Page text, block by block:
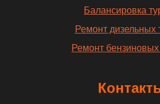
Балансировка
Ремонт дизельных
Ремонт бензиновых